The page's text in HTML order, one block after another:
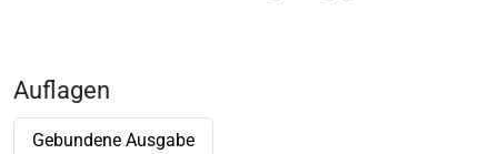
Auflagen
Gebundene Ausgabe